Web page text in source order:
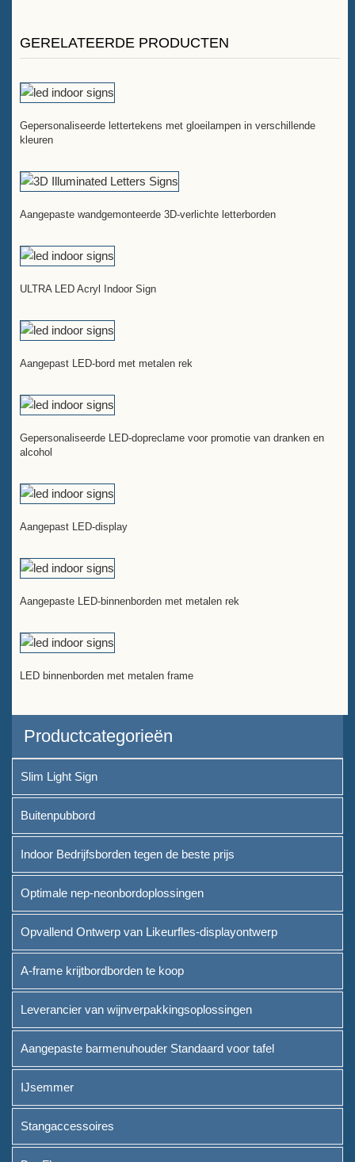
GERELATEERDE PRODUCTEN
Gepersonaliseerde lettertekens met gloeilampen in verschillende
kleuren
Aangepaste wandgemonteerde 3D-verlichte letterborden
ULTRA LED Acryl Indoor Sign
Aangepast LED-bord met metalen rek
Gepersonaliseerde LED-dopreclame voor promotie van dranken en
alcohol
Aangepast LED-display
Aangepaste LED-binnenborden met metalen rek
LED binnenborden met metalen frame
Productcategorieën
Slim Light Sign
Buitenpubbord
Indoor Bedrijfsborden tegen de beste prijs
Optimale nep-neonbordoplossingen
Opvallend Ontwerp van Likeurfles-displayontwerp
A-frame krijtbordborden te koop
Leverancier van wijnverpakkingsoplossingen
Aangepaste barmenuhouder Standaard voor tafel
IJsemmer
Stangaccessoires